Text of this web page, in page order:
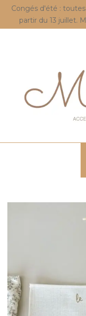
Congés d'été :
partir du 13 juillet.